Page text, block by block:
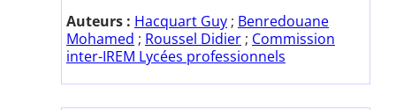
Auteurs : Hacquart Guy ; Benredouane
Mohamed ; Roussel Didier ; Commission
inter-IREM Lycées professionnels